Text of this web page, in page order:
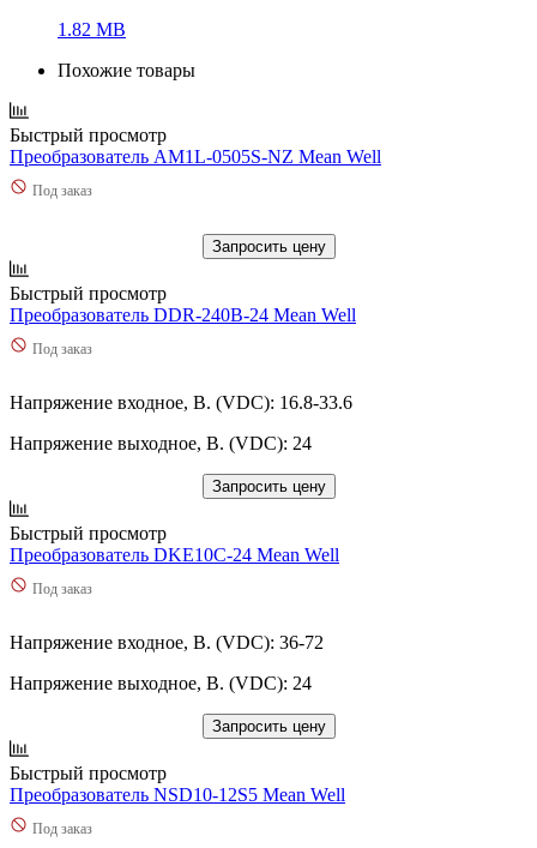
1.82 MB
Похожие товары
Быстрый просмотр
Преобразователь AM1L-0505S-NZ Mean Well
Под заказ
Запросить цену
Быстрый просмотр
Преобразователь DDR-240B-24 Mean Well
Под заказ
Напряжение входное, В. (VDC): 16.8-33.6
Напряжение выходное, В. (VDC): 24
Запросить цену
Быстрый просмотр
Преобразователь DKE10C-24 Mean Well
Под заказ
Напряжение входное, В. (VDC): 36-72
Напряжение выходное, В. (VDC): 24
Запросить цену
Быстрый просмотр
Преобразователь NSD10-12S5 Mean Well
Под заказ